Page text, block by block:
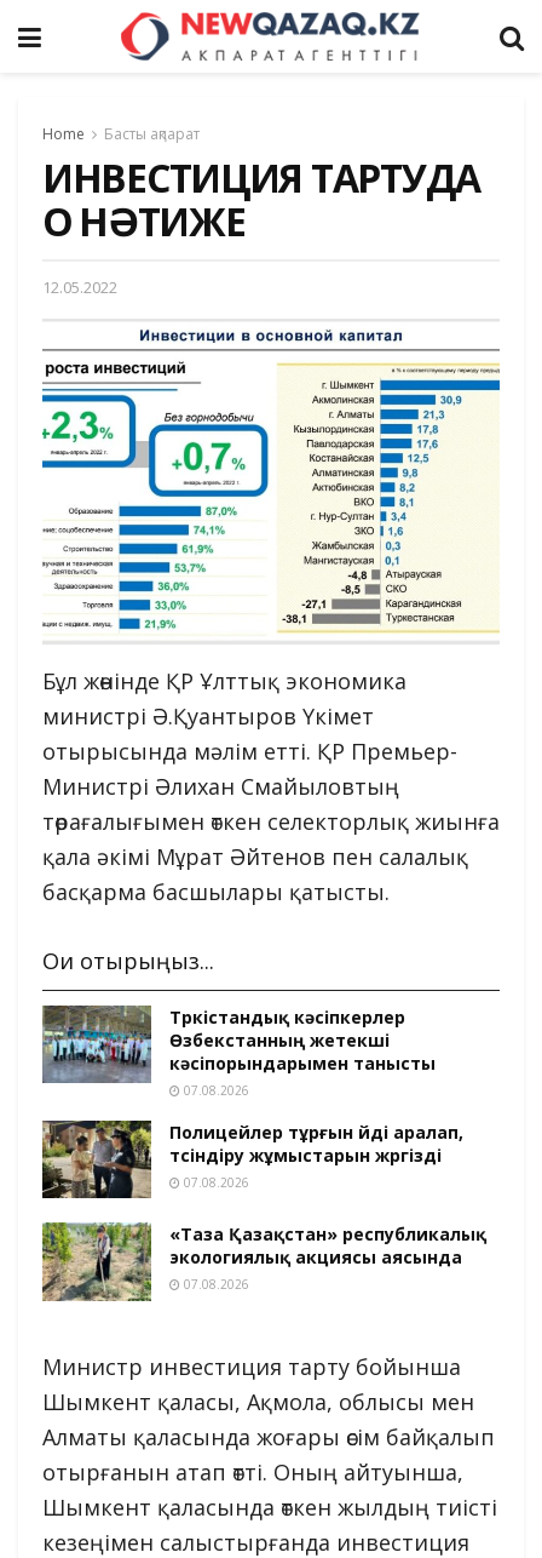
Home Басты ақпарат
ИНВЕСТИЦИЯ ТАРТУДА
ОҢ НӘТИЖЕ
12.05.2022
Бұл жөнінде ҚР Ұлттық экономика
министрі Ә.Қуантыров Үкімет
отырысында мәлім етті. ҚР Премьер-
Министрі Әлихан Смайыловтың
төрағалығымен өткен селекторлық жиынға
қала әкімі Мұрат Әйтенов пен салалық
басқарма басшылары қатысты.
Оқи отырыңыз...
Түркістандық кәсіпкерлер
Өзбекстанның жетекші
кәсіпорындарымен танысты
07.08.2026
Полицейлер тұрғын үйді аралап,
түсіндіру жұмыстарын жүргізді
07.08.2026
«Таза Қазақстан» республикалық
экологиялық акциясы аясында
07.08.2026
Министр инвестиция тарту бойынша
Шымкент қаласы, Ақмола, облысы мен
Алматы қаласында жоғары өсім байқалып
отырғанын атап өтті. Оның айтуынша,
Шымкент қаласында өткен жылдың тиісті
кезеңімен салыстырғанда инвестиция